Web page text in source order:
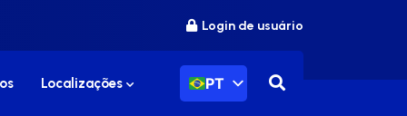
Login de usuário
Localizações PT